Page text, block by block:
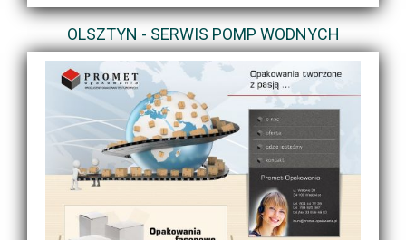
OLSZTYN - SERWIS POMP WODNYCH